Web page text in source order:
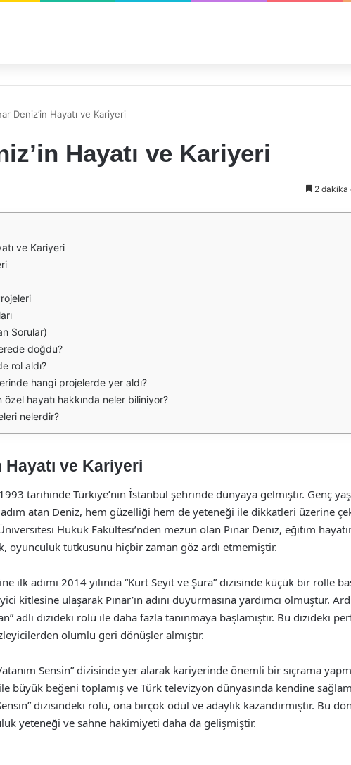
Deniz’in Hayatı ve Kariyeri
Hayatı ve Kariyeri
2 dakika
ve Kariyeri
Sorular)
doğdu?
rol aldı?
hangi projelerde yer aldı?
özel hayatı hakkında neler biliniyor?
nelerdir?
Hayatı ve Kariyeri
1993 tarihinde Türkiye’nin İstanbul şehrinde dünyaya gelmiştir. Genç
atan Deniz, hem güzelliği hem de yeteneği ile dikkatleri üzerine
Hukuk Fakültesi’nden mezun olan Pınar Deniz, eğitim
oyunculuk tutkusunu hiçbir zaman göz ardı etmemiştir.
ilk adımı 2014 yılında “Kurt Seyit ve Şura” dizisinde küçük bir rolle
kitlesine ulaşarak Pınar’ın adını duyurmasına yardımcı olmuştur.
adlı dizideki rolü ile daha fazla tanınmaya başlamıştır. Bu dizideki
olumlu geri dönüşler almıştır.
Sensin” dizisinde yer alarak kariyerinde önemli bir sıçrama
büyük beğeni toplamış ve Türk televizyon dünyasında kendine
dizisindeki rolü, ona birçok ödül ve adaylık kazandırmıştır. Bu
yeteneği ve sahne hakimiyeti daha da gelişmiştir.